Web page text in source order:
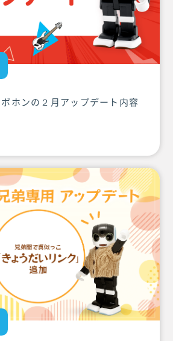
ボホンの２月アップデート内容